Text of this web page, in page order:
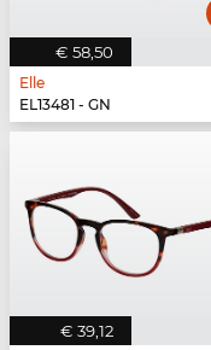
€ 58,50
Elle
EL13481 - GN
€ 39,12